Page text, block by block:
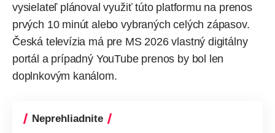
vysielateľ plánoval využiť túto platformu na prenos
prvých 10 minút alebo vybraných celých zápasov.
Česká televízia má pre MS 2026 vlastný digitálny
portál a prípadný YouTube prenos by bol len
doplnkovým kanálom.
Neprehliadnite